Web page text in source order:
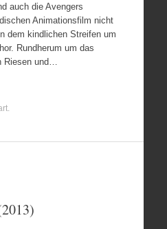
auch die Avengers
Animationsfilm nicht
dem kindlichen Streifen um
Rundherum um das
Riesen und…
.